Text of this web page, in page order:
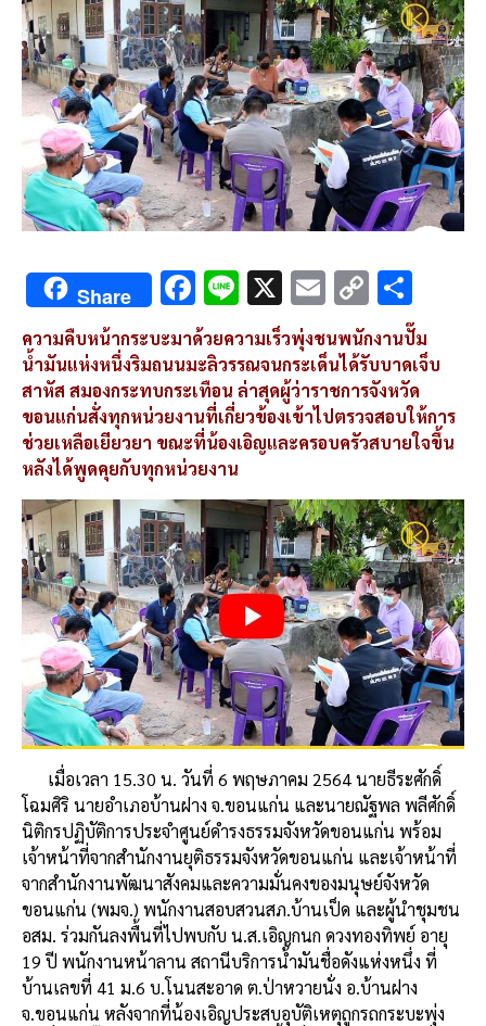
Share F
ac
e
b
o
o
k
Li
e
X E
ai
l
C
py
Li
n
k
h
ar
e
ความคืบหน้ากระบะมาด้วยความเร็วพุ่งชนพนักงานปั๊ม
น้ำมันแห่งหนึ่งริมถนนมะลิวรรณจนกระเด็นได้รับบาดเจ็บ
สาหัส สมองกระทบกระเทือน ล่าสุดผู้ว่าราชการจังหวัด
ขอนแก่นสั่งทุกหน่วยงานที่เกี่ยวข้องเข้าไปตรวจสอบให้การ
ช่วยเหลือเยียวยา ขณะที่น้องเอิญและครอบครัวสบายใจขึ้น
หลังได้พูดคุยกับทุกหน่วยงาน
เมื่อเวลา 15.30 น. วันที่ 6 พฤษภาคม 2564 นายธีระศักดิ์
โฉมศิริ นายอำเภอบ้านฝาง จ.ขอนแก่น และนายณัฐพล พลีศักดิ์
นิติกรปฏิบัติการประจำศูนย์ดำรงธรรมจังหวัดขอนแก่น พร้อม
เจ้าหน้าที่จากสำนักงานยุติธรรมจังหวัดขอนแก่น และเจ้าหน้าที่
จากสำนักงานพัฒนาสังคมและความมั่นคงของมนุษย์จังหวัด
ขอนแก่น (พมจ.) พนักงานสอบสวนสภ.บ้านเป็ด และผู้นำชุมชน
อสม. ร่วมกันลงพื้นที่ไปพบกับ น.ส.เอิญกนก ดวงทองทิพย์ อายุ
19 ปี พนักงานหน้าลาน สถานีบริการน้ำมันชื่อดังแห่งหนึ่ง ที่
บ้านเลขที่ 41 ม.6 บ.โนนสะอาด ต.ป่าหวายนั่ง อ.บ้านฝาง
จ.ขอนแก่น หลังจากที่น้องเอิญประสบอุบัติเหตุถูกรถกระบะพุ่ง